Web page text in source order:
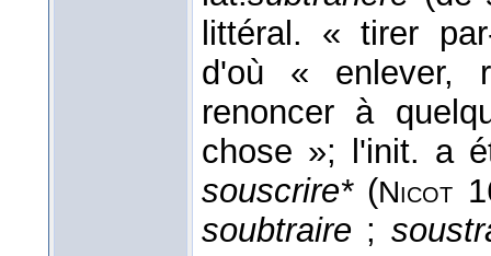
littéral. « tirer
d'où « enlever,
renoncer à
chose »; l'init. a
souscrire*(Nicot
soubtraire ;